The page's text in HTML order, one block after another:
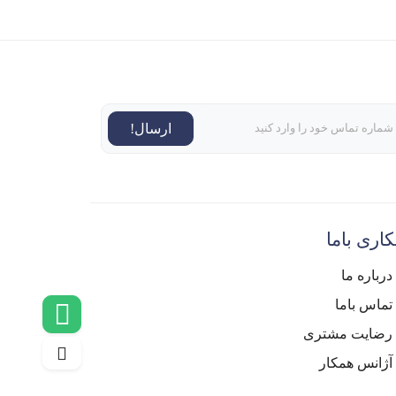
ارسال!
باما
درباره ما
تماس باما
رضایت مشتری
آژانس همکار